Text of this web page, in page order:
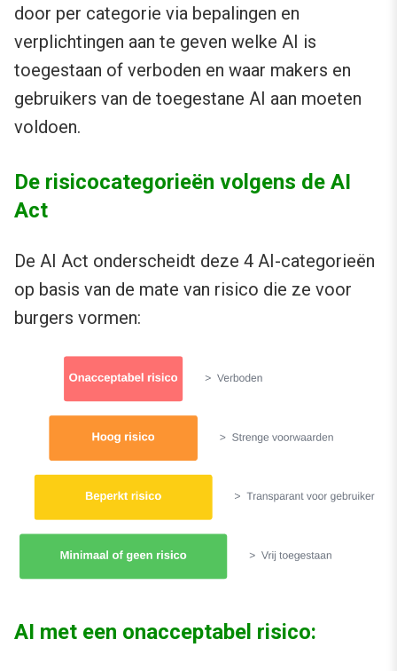
door per categorie via bepalingen en
verplichtingen aan te geven welke AI is
toegestaan of verboden en waar makers en
gebruikers van de toegestane AI aan moeten
voldoen.
De risicocategorieën volgens de AI
Act
De AI Act onderscheidt deze 4 AI-categorieën
op basis van de mate van risico die ze voor
burgers vormen:
AI met een onacceptabel risico: